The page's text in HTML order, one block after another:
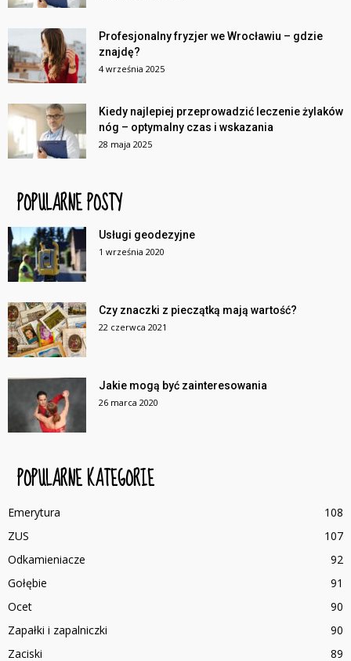
Profesjonalny fryzjer we Wrocławiu – gdzie
znajdę?
4 września 2025
Kiedy najlepiej przeprowadzić leczenie żylaków
nóg – optymalny czas i wskazania
28 maja 2025
POPULARNE POSTY
Usługi geodezyjne
1 września 2020
Czy znaczki z pieczątką mają wartość?
22 czerwca 2021
Jakie mogą być zainteresowania
26 marca 2020
POPULARNE KATEGORIE
Emerytura
108
ZUS
107
Odkamieniacze
92
Gołębie
91
Ocet
90
Zapałki i zapalniczki
90
Zaciski
89